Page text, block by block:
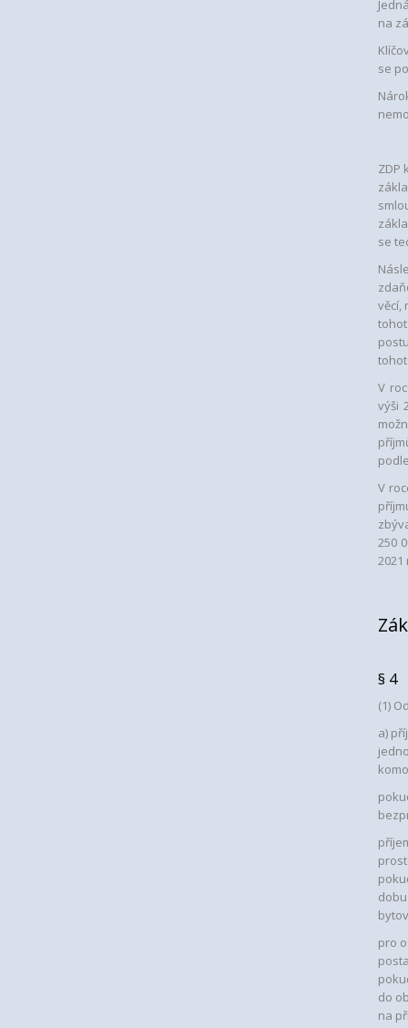
na
se
ZDP
se
věcí,
V
výši
V
250
2021
§ 4
(1)
a)
pro
do
na